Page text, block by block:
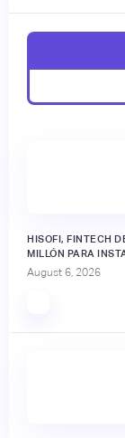
HISOFI, FINTECH
MILLÓN PARA
August 6, 2026